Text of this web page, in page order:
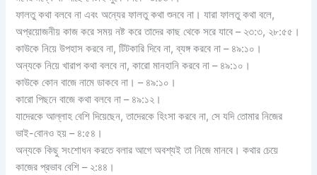
ফালতু কথা বলবে না এবং অন্যের ফালতু কথা শুনবে না। যারা ফালতু কথা বলে,
অপ্রয়োজনীয় কাজ করে সময় নষ্ট করে তাদের কাছ থেকে সরে যাবে – ২৩:৩, ২৮:৫৫।
কাউকে নিয়ে উপহাস করবে না, টিটকারি দিবে না, ব্যঙ্গ করবে না – ৪৯:১০।
অন্যকে নিয়ে খারাপ কথা বলবে না, কারো মানহানি করবে না – ৪৯:১০।
কাউকে কোন বাজে নামে ডাকবে না। – ৪৯:১০।
কারো পিছনে বাজে কথা বলবে না – ৪৯:১২।
যাদেরকে আল্লাহ বেশি দিয়েছেন, তাদেরকে হিংসা করবে না, সে যদি তোমার নিজের
ভাই-বোনও হয় – ৪:৫৪।
অন্যকে কিছু সংশোধন করতে বলার আগে অবশ্যই তা নিজে মানবে। কথার চেয়ে
কাজের প্রভাব বেশি – ২:৪৪।